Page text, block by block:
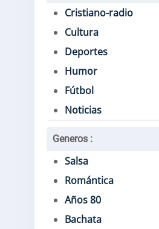
Cristiano-radio
Cultura
Deportes
Humor
Fútbol
Noticias
Generos :
Salsa
Romántica
Años 80
Bachata